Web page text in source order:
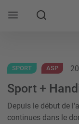
SPORT ASP
Sport +
Depuis le début de
continues dans le